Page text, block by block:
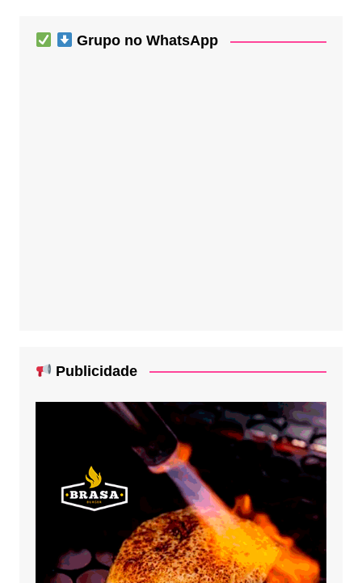
Grupo no WhatsApp
Publicidade